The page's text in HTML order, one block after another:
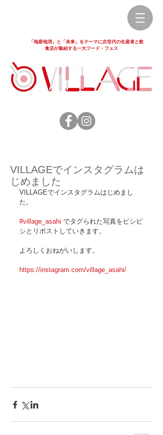
「地産地消」と「未来」をテーマに次世代の生産者と飲
食店が集結する一大フード・フェス
VILLAGEでインスタグラムは
じめました
VILLAGEでインスタグラムはじめまし
た。
#village_asahi でタグられた写真をビシビ
シとリポストしていきます。
よろしくおねがいします。
https://instagram.com/village_asahi/